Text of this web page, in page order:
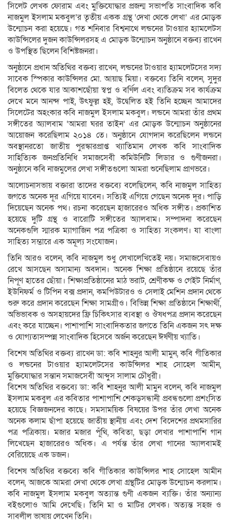
সিলেট লেখক ফোরাম এবং মুক্তিযোদ্ধার প্রজন্ম সভাপতি সাংবাদিক কবি
নাজমুল ইসলাম মকবুল’র তৃতীয় একক গ্রন্থ ‘দেখা থেকে লেখা’ এর মোড়ক
উন্মোচন করা হয়েছে। গত শনিবার বিশ্বনাথে লন্ডনের টাওয়ার হ্যামলেটস
কাউন্সিলের দুজন কাউন্সিলরসহ এ মোড়ক উন্মোচন অনুষ্ঠানে বক্তব্য রাখেন
ও উপস্থিত ছিলেন বিশিষ্টজনরা।
অনুষ্ঠানে প্রধান অতিথির বক্তব্য রাখেন, লন্ডনের টাওয়ার হ্যামলেটসের সদ্য
সাবেক স্পিকার কাউন্সিলর মো. আয়াছ মিয়া। বক্তব্যে তিনি বলেন, সুদুর
বিলেত থেকে যার আকাশছোঁয়া স্বপ্ন ও বর্ণিল এবং ব্যতিক্রম সব কার্যক্রম
দেখে মনে আনন্দ পাই, উৎফুল্ল হই, উদ্বেলিত হই তিনি হচ্ছেন আমাদের
সিলেটের অহংকার কবি নাজমুল ইসলাম মকবুল। লন্ডনে আমরা তাঁর প্রথম
সঙ্গীতের অ্যালবাম ‘আমরা ঘরর তাইন’ এর মোড়ক উন্মোচন অনুষ্ঠানের
আয়োজন করেছিলাম ২০১৪ তে। অনুষ্ঠানে যোগদান করেছিলেন লন্ডনে
অবস্থানরতো জাতীয় পুরস্কারপ্রাপ্ত খ্যাতিমান লেখক কবি সাংবাদিক
সাহিত্যিক জনপ্রতিনিধি সমাজসেবী কমিউনিটি লিডার ও গুণীজনরা।
অনুষ্ঠানে কবি নাজমুলের লেখা সঙ্গীতগুলো আমরা শুনেছিলাম প্রাণভরে।
আলোচনাসভায় বক্তারা তাদের বক্তব্যে বলেছিলেন, কবি নাজমুল সাহিত্য
জগতে অনেক দূর এগিয়ে যাবেন। সত্যিই এগিয়ে গেছেন অনেক দূর। পাড়ি
দিয়েছেন অনেক পথ। রচনা করেছেন হাজারেরও অধিক সঙ্গীত। প্রকাশিত
হয়েছে দুটি গ্রন্থ ও বারোটি সঙ্গীতের অ্যালবাম। সম্পাদনা করেছেন
অনেকগুলি স্মারক ম্যাগাজিন পত্র পত্রিকা ও সাহিত্য সংকলণ। যা বাংলা
সাহিত্য সম্ভারে এক অমূল্য সংযোজন।
তিনি আরও বলেন, কবি নাজমুল শুধু লেখালেখিতেই নয়। সমাজসেবায়ও
রেখে আসছেন অসামান্য অবদান। অনেক শিক্ষা প্রতিষ্ঠানে রয়েছে তাঁর
নিপূণ হাতের ছোঁয়া। শিক্ষাপ্রতিষ্ঠানের মাঠ ভরাট, শ্রেণীকক্ষ ও গেইট নির্মাণ,
ইউনিফর্ম ও টিপিন বক্স প্রদান, কমপিউটারও ও সেলাই মেশিন প্রদান থেকে
শুরু করে প্রদান করেছেন শিক্ষা সামগ্রীও। বিভিন্ন শিক্ষা প্রতিষ্ঠানে শিক্ষার্থী,
অভিভাবক ও অসহায়দের ফ্রি চিকিৎসার ব্যবস্থা ও ঔষধপত্র প্রদান করেছেন
এবং করে যাচ্ছেন। পাশাপাশি সাংবাদিকতার জগতে তিনি একজন সৎ দক্ষ
ও যোগ্যতাসম্পন্ন সাংবাদিক হিসেবে অর্জন করেছেন ঈর্ষণীয় খ্যাতি।
বিশেষ অতিথির বক্তব্য রাখেন ডা: কবি শাহনুর আলী মামুন, কবি গীতিকার
ও লন্ডনের টাওয়ার হ্যামলেটসের কাউন্সিলর শাহ সোহেল আমীন,
মুক্তিযোদ্ধার সন্তান সমাজসেবী আব্দুস সালাম চৌধুরী।
বিশেষ অতিথির বক্তব্যে ডা: কবি শাহনুর আলী মামুন বলেন, কবি নাজমুল
ইসলাম মকবুল এর কবিতার পাশাপাশি শেকড়সন্ধানী প্রবন্ধগুলো প্রশংসিত
হয়েছে বিজ্ঞজনদের কাছে। সমসাময়িক বিষয়ের উপর তাঁর লেখা অনেক
অনেক কলাম ছাঁপা হয়েছে জাতীয় স্থানীয় এবং দেশ বিদেশের প্রথমসারির
পত্র পত্রিকায়। মজার মজার পূঁথি, কবিতা, ছড়া লেখার পাশাপাশি গান
লিখেছেন হাজারেরও অধিক। এ পর্যন্ত তাঁর লেখা গানের অ্যালবামই
বেরিয়েছে এক ডজন।
বিশেষ অতিথির বক্তব্যে কবি গীতিকার কাউন্সিলর শাহ সোহেল আমীন
বলেন, আজকে আমরা দেখা থেকে লেখা গ্রন্থটির মোড়ক উন্মোচন করলাম।
কবি নাজমুল ইসলাম মকবুল অত্যান্ত গুণী একজন ব্যক্তি। তাঁর অন্যান্য
বইগুলোও আমি দেখেছি। তিনি মা ও মাটির লেখক। অত্যন্ত সহজ ও
সাবলীল ভাষায় লেখেন তিনি।